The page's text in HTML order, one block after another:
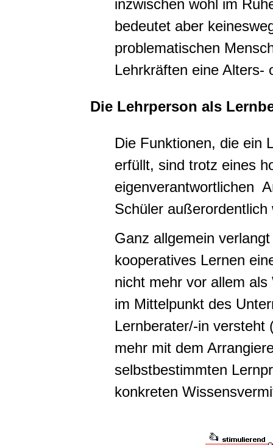
inzwischen wohl im
bedeutet aber
problematischen
Lehrkräften eine Alters-
Die Lehrperson als
Die Funktionen, die ein
erfüllt, sind trotz eines
eigenverantwortlichen
Schüler außerordentlich
Ganz allgemein
kooperatives Lernen
nicht mehr vor allem
im Mittelpunkt des
Lernberater/-in versteht
mehr mit dem
selbstbestimmten
konkreten